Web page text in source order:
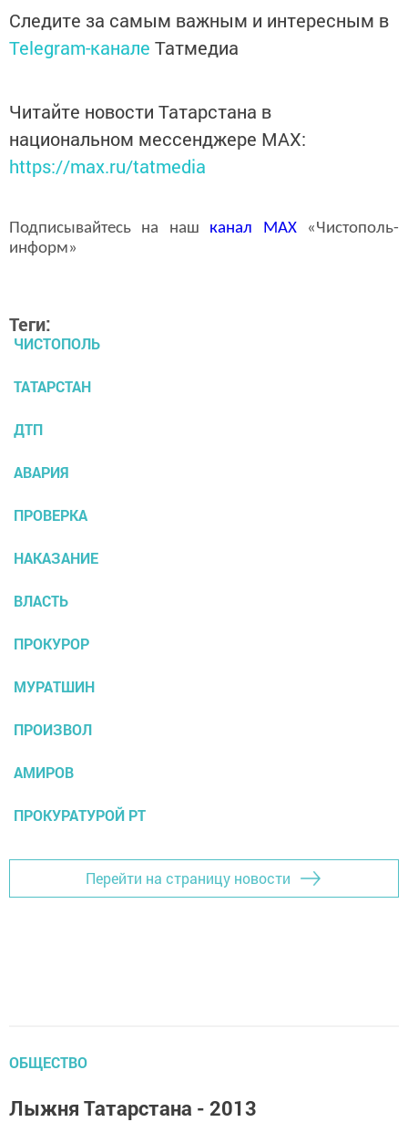
Следите за самым важным и интересным в
Telegram-канале Татмедиа
Читайте новости Татарстана в
национальном мессенджере MАХ:
https://max.ru/tatmedia
Подписывайтесь на наш канал MAX«Чистополь-
информ»
Теги:
ЧИСТОПОЛЬ
ТАТАРСТАН
ДТП
АВАРИЯ
ПРОВЕРКА
НАКАЗАНИЕ
ВЛАСТЬ
ПРОКУРОР
МУРАТШИН
ПРОИЗВОЛ
АМИРОВ
ПРОКУРАТУРОЙ РТ
Перейти на страницу новости
ОБЩЕСТВО
Лыжня Татарстана - 2013